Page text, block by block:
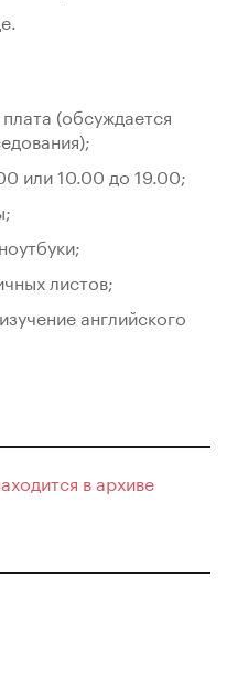
(обсуждается
или 10.00 до 19.00;
листов;
английского
в архиве